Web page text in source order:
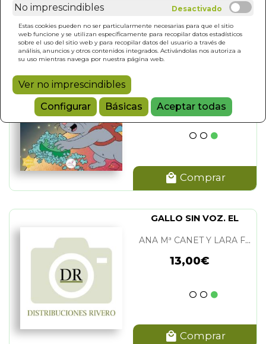
No imprescindibles
Estas cookies pueden no ser particularmente necesarias para que el sitio
web funcione y se utilizan específicamente para recopilar datos estadísticos
sobre el uso del sitio web y para recopilar datos del usuario a través de
análisis, anuncios y otros contenidos integrados. Activándolas nos autoriza a
su uso mientras navega por nuestra página web.
Ver no imprescindibles
Configurar
Básicas Aceptar todas
Y LARA FERRER (1)
Y LARA FERRER (1)
MARC, EL LIMPIALUNAS
12,50€
Comprar
GALLO SIN VOZ. EL
ANA Mª CANET Y LARA FERRER
13,00€
Comprar